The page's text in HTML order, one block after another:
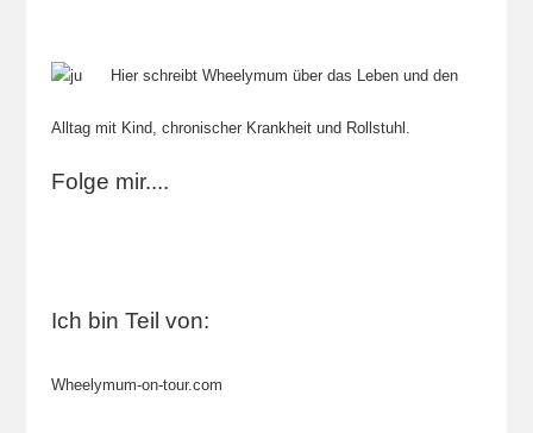
Hier schreibt Wheelymum über das Leben und den
Alltag mit Kind, chronischer Krankheit und Rollstuhl.
Folge mir....
Ich bin Teil von:
Wheelymum-on-tour.com